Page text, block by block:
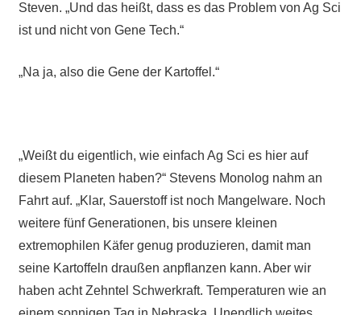
Steven. „Und das heißt, dass es das Problem von Ag Sci
ist und nicht von Gene Tech.“
„Na ja, also die Gene der Kartoffel.“
„Weißt du eigentlich, wie einfach Ag Sci es hier auf
diesem Planeten haben?“ Stevens Monolog nahm an
Fahrt auf. „Klar, Sauerstoff ist noch Mangelware. Noch
weitere fünf Generationen, bis unsere kleinen
extremophilen Käfer genug produzieren, damit man
seine Kartoffeln draußen anpflanzen kann. Aber wir
haben acht Zehntel Schwerkraft. Temperaturen wie an